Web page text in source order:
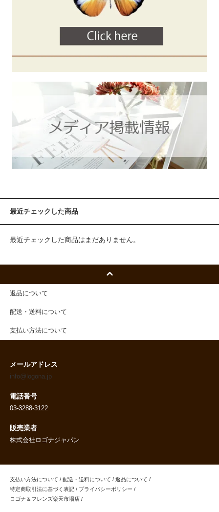
最近チェックした商品
最近チェックした商品はまだありません。
返品について
配送・送料について
支払い方法について
メールアドレス
info@logona.jp
電話番号
03-3288-3122
販売業者
株式会社ロゴナジャパン
支払い方法について / 配送・送料について / 返品について /
特定商取引法に基づく表記 / プライバシーポリシー /
ロゴナ＆フレンズ楽天市場店 /